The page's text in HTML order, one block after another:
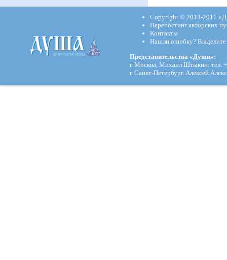
Copyright © 2013-2017
Перепостинг авторских
Контакты
Нашли ошибку?
Представительства «Души»:
г. Москва, Михаил Штыкин: тел.
г. Санкт-Петербург. Алексей